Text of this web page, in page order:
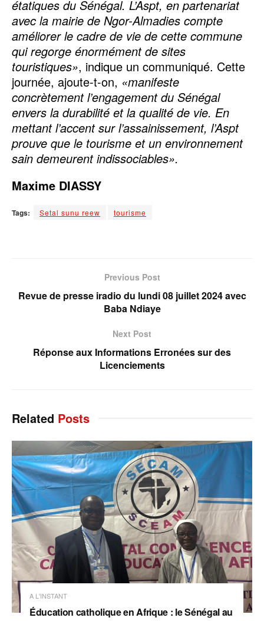
étatiques du Sénégal. L’Aspt, en partenariat
avec la mairie de Ngor-Almadies compte
améliorer le cadre de vie de cette commune
qui regorge énormément de sites
touristiques», indique un communiqué. Cette
journée, ajoute-t-on, «manifeste
concrètement l’engagement du Sénégal
envers la durabilité et la qualité de vie. En
mettant l’accent sur l’assainissement, l’Aspt
prouve que le tourisme et un environnement
sain demeurent indissociables».
Maxime DIASSY
Tags: Setal sunu reew tourisme
Previous Post
Revue de presse iradio du lundi 08 juillet 2024 avec
Baba Ndiaye
Next Post
Réponse aux Informations Erronées sur des
Licenciements
Related Posts
A L'INSTANT
Éducation catholique en Afrique : le Sénégal au